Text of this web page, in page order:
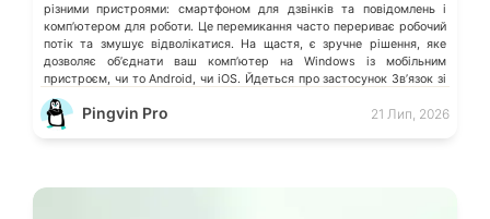
різними пристроями: смартфоном для дзвінків та повідомлень і
компʼютером для роботи. Це перемикання часто перериває робочий
потік та змушує відволікатися. На щастя, є зручне рішення, яке
дозволяє обʼєднати ваш компʼютер на Windows із мобільним
пристроєм, чи то Android, чи iOS. Йдеться про застосунок Звʼязок зі
смартфоном (Phone Link) від Microsoft, що перетворює ваш ПК на
своєрідний «міст» до функцій смартфона.
Pingvin Pro 21 Лип, 2026